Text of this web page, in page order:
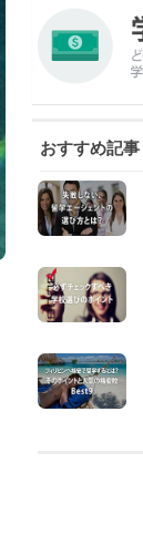
おすすめ記事